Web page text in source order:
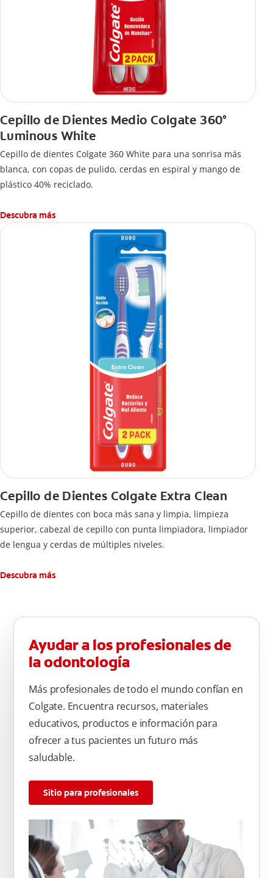
Cepillo de Dientes Medio Colgate 360°
Luminous White
Cepillo de dientes Colgate 360 White para una sonrisa más
blanca, con copas de pulido, cerdas en espiral y mango de
plástico 40% reciclado.
Descubra más
Cepillo de Dientes Colgate Extra Clean
Cepillo de dientes con boca más sana y limpia, limpieza
superior, cabezal de cepillo con punta limpiadora, limpiador
de lengua y cerdas de múltiples niveles.
Descubra más
Ayudar a los profesionales de
la odontología
Más profesionales de todo el mundo confían en
Colgate. Encuentra recursos, materiales
educativos, productos e información para
ofrecer a tus pacientes un futuro más
saludable.
Sitio para profesionales